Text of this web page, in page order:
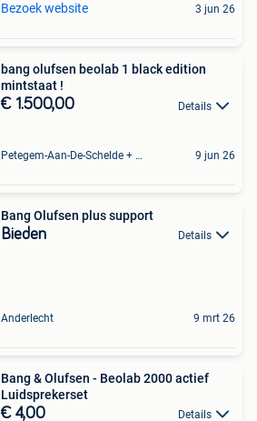
Bezoek website 3 jun 26
bang olufsen beolab 1 black edition
mintstaat !
€ 1.500,00 Details
Petegem-Aan-De-Schelde + Deel Van Oudenaarde 9 jun 26
Bang Olufsen plus support
Bieden Details
Anderlecht 9 mrt 26
Bang & Olufsen - Beolab 2000 actief
Luidsprekerset
€ 4,00 Details